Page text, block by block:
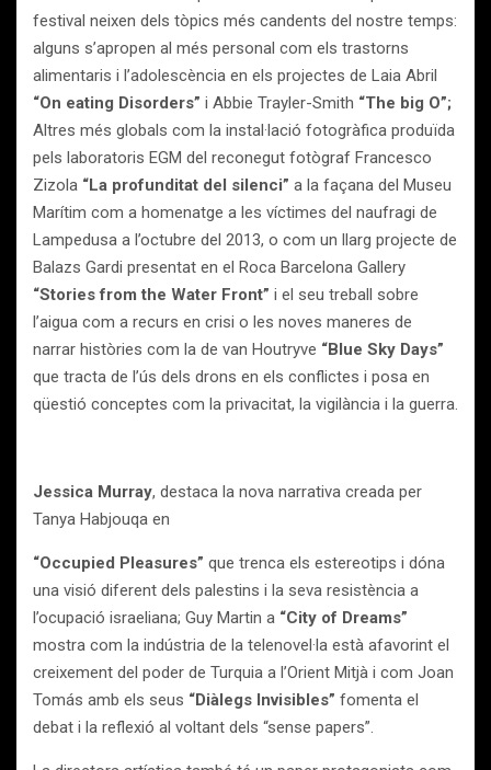
festival neixen dels tòpics més candents del nostre temps:
alguns s’apropen al més personal com els trastorns
alimentaris i l’adolescència en els projectes de Laia Abril
“On eating Disorders” i Abbie Trayler-Smith “The big O”;
Altres més globals com la instal·lació fotogràfica produïda
pels laboratoris EGM del reconegut fotògraf Francesco
Zizola “La profunditat del silenci” a la façana del Museu
Marítim com a homenatge a les víctimes del naufragi de
Lampedusa a l’octubre del 2013, o com un llarg projecte de
Balazs Gardi presentat en el Roca Barcelona Gallery
“Stories from the Water Front” i el seu treball sobre
l’aigua com a recurs en crisi o les noves maneres de
narrar històries com la de van Houtryve “Blue Sky Days”
que tracta de l’ús dels drons en els conflictes i posa en
qüestió conceptes com la privacitat, la vigilància i la guerra.
Jessica Murray, destaca la nova narrativa creada per
Tanya Habjouqa en
“Occupied Pleasures” que trenca els estereotips i dóna
una visió diferent dels palestins i la seva resistència a
l’ocupació israeliana; Guy Martin a “City of Dreams”
mostra com la indústria de la telenovel·la està afavorint el
creixement del poder de Turquia a l’Orient Mitjà i com Joan
Tomás amb els seus “Diàlegs Invisibles” fomenta el
debat i la reflexió al voltant dels “sense papers”.